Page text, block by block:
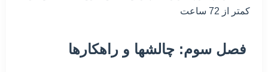
کمتر از 72 ساعت
فصل سوم: چالشها و راهکارها